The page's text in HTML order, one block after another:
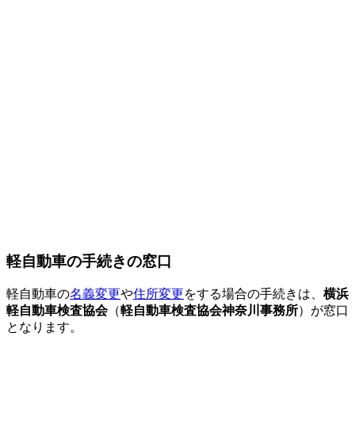
軽自動車の手続きの窓口
軽自動車の名義変更や住所変更をする場合の手続きは、 横浜
軽自動車検査協会（軽自動車検査協会神奈川事務所）が窓口
となります。